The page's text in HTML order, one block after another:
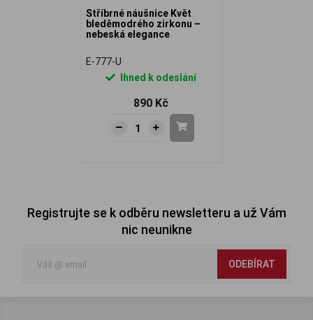
Stříbrné náušnice Květ
bleděmodrého zirkonu –
nebeská elegance
E-777-U
Ihned k odeslání
890 Kč
Registrujte se k odběru newsletteru a už Vám
nic neunikne
ODEBÍRAT